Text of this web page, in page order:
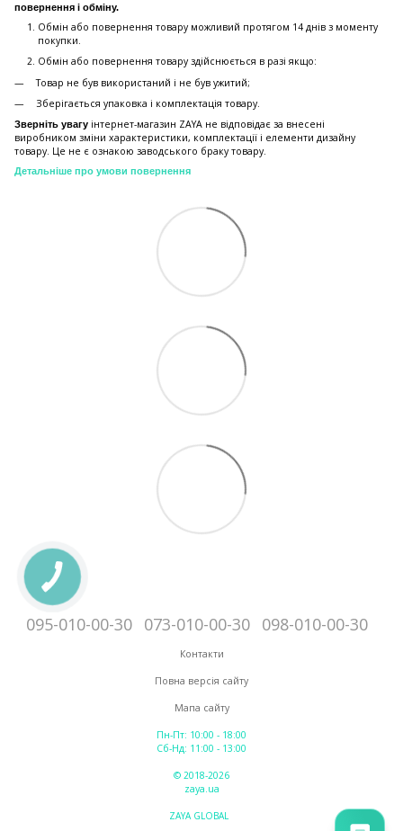
повернення і обміну.
Обмін або повернення товару можливий протягом 14 днів з моменту
покупки.
Обмiн або повернення товару здійснюється в разі якщо:
Товар не був використаний і не був ужитий;
Зберiгається упаковка і комплектація товару.
Зверніть увагу інтернет-магазин ZAYA не відповідає за внесені
виробником зміни характеристики, комплектації і елементи дизайну
товару. Це не є ознакою заводського браку товару.
Детальніше про умови повернення
095-010-00-30 073-010-00-30 098-010-00-30
Контакти
Повна версія сайту
Мапа сайту
Пн-Пт: 10:00 - 18:00
Сб-Нд: 11:00 - 13:00
© 2018-2026
zaya.ua
ZAYA GLOBAL